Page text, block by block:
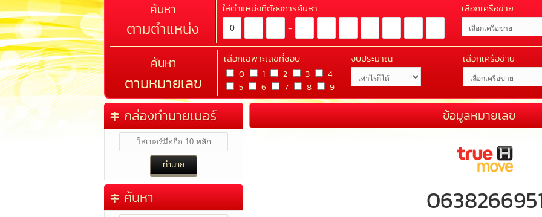
ค้นหา
ตามตำแหน่ง
ใส่ตำแหน่งที่ต้องการค้นหา
-
เลือกเครือข่าย
ค้นหา
ตามหมายเลข
เลือกเฉพาะเลขที่ชอบ
0 1 2 3
4
5
6 7 8 9
งบประมาณ เลือกเครือข่าย
กล่องทำนายเบอร์
ค้นหา
ข้อมูลหมายเลข